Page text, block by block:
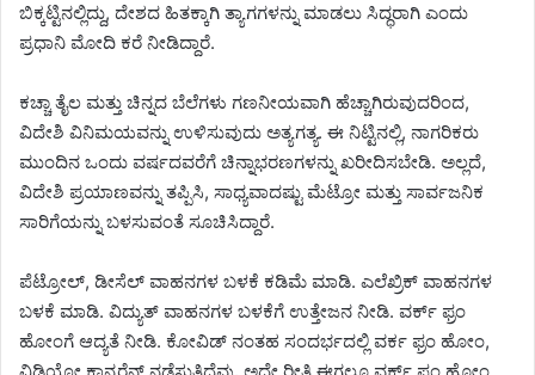
ಬಿಕ್ಕಟ್ಟಿನಲ್ಲಿದ್ದು, ದೇಶದ ಹಿತಕ್ಕಾಗಿ ತ್ಯಾಗಗಳನ್ನು ಮಾಡಲು ಸಿದ್ಧರಾಗಿ ಎಂದು
ಪ್ರಧಾನಿ ಮೋದಿ ಕರೆ ನೀಡಿದ್ದಾರೆ.
ಕಚ್ಚಾ ತೈಲ ಮತ್ತು ಚಿನ್ನದ ಬೆಲೆಗಳು ಗಣನೀಯವಾಗಿ ಹೆಚ್ಚಾಗಿರುವುದರಿಂದ,
ವಿದೇಶಿ ವಿನಿಮಯವನ್ನು ಉಳಿಸುವುದು ಅತ್ಯಗತ್ಯ. ಈ ನಿಟ್ಟಿನಲ್ಲಿ, ನಾಗರಿಕರು
ಮುಂದಿನ ಒಂದು ವರ್ಷದವರೆಗೆ ಚಿನ್ನಾಭರಣಗಳನ್ನು ಖರೀದಿಸಬೇಡಿ. ಅಲ್ಲದೆ,
ವಿದೇಶಿ ಪ್ರಯಾಣವನ್ನು ತಪ್ಪಿಸಿ, ಸಾಧ್ಯವಾದಷ್ಟು ಮೆಟ್ರೋ ಮತ್ತು ಸಾರ್ವಜನಿಕ
ಸಾರಿಗೆಯನ್ನು ಬಳಸುವಂತೆ ಸೂಚಿಸಿದ್ದಾರೆ.
ಪೆಟ್ರೋಲ್, ಡೀಸೆಲ್ ವಾಹನಗಳ ಬಳಕೆ ಕಡಿಮೆ ಮಾಡಿ. ಎಲೆಖ್ರಿಕ್ ವಾಹನಗಳ
ಬಳಕೆ ಮಾಡಿ. ವಿದ್ಯುತ್ ವಾಹನಗಳ ಬಳಕೆಗೆ ಉತ್ತೇಜನ ನೀಡಿ. ವರ್ಕ್ ಫ್ರಂ
ಹೋಂಗೆ ಆದ್ಯತೆ ನೀಡಿ. ಕೋವಿಡ್ ನಂತಹ ಸಂದರ್ಭದಲ್ಲಿ ವರ್ಕ ಫ್ರಂ ಹೋಂ,